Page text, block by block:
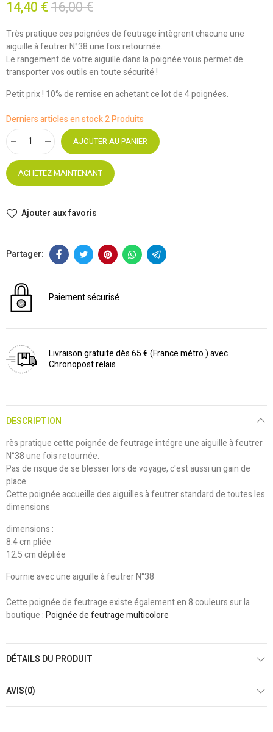
14,40 €16,00 €
Très pratique ces poignées de feutrage intègrent chacune une
aiguille à feutrer N°38 une fois retournée.
Le rangement de votre aiguille dans la poignée vous permet de
transporter vos outils en toute sécurité !
Petit prix ! 10% de remise en achetant ce lot de 4 poignées.
Derniers articles en stock2 Produits
AJOUTER AU PANIER
ACHETEZ MAINTENANT
Ajouter aux favoris
Paiement sécurisé
Livraison gratuite dès 65 € (France métro.) avec
Chronopost relais
DESCRIPTION
rès pratique cette poignée de feutrage intégre une aiguille à feutrer
N°38 une fois retournée.
Pas de risque de se blesser lors de voyage, c'est aussi un gain de
place.
Cette poignée accueille des aiguilles à feutrer standard de toutes les
dimensions
dimensions :
8.4 cm pliée
12.5 cm dépliée
Fournie avec une aiguille à feutrer N°38
Cette poignée de feutrage existe également en 8 couleurs sur la
boutique :Poignée de feutrage multicolore
DÉTAILS DU PRODUIT
AVIS(0)